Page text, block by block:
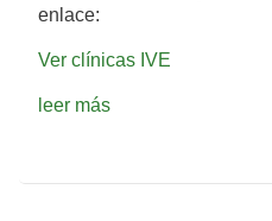
enlace:
Ver clínicas IVE
leer más